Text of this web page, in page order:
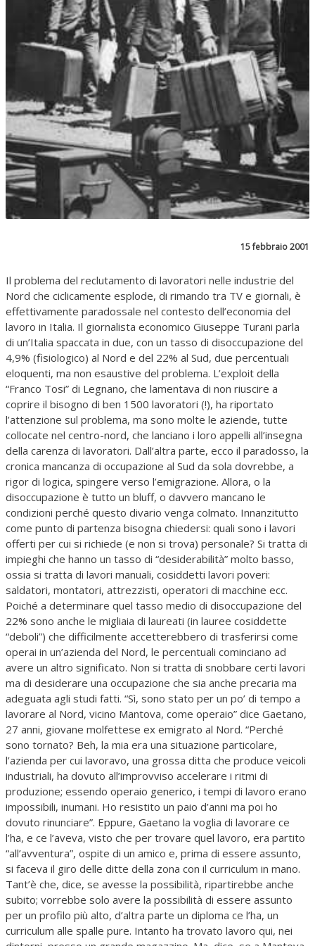
15 febbraio 2001
Il problema del reclutamento di lavoratori nelle industrie del
Nord che ciclicamente esplode, di rimando tra TV e giornali, è
effettivamente paradossale nel contesto dell’economia del
lavoro in Italia. Il giornalista economico Giuseppe Turani parla
di un’Italia spaccata in due, con un tasso di disoccupazione del
4,9% (fisiologico) al Nord e del 22% al Sud, due percentuali
eloquenti, ma non esaustive del problema. L’exploit della
“Franco Tosi” di Legnano, che lamentava di non riuscire a
coprire il bisogno di ben 1500 lavoratori (!), ha riportato
l’attenzione sul problema, ma sono molte le aziende, tutte
collocate nel centro-nord, che lanciano i loro appelli all’insegna
della carenza di lavoratori. Dall’altra parte, ecco il paradosso, la
cronica mancanza di occupazione al Sud da sola dovrebbe, a
rigor di logica, spingere verso l’emigrazione. Allora, o la
disoccupazione è tutto un bluff, o davvero mancano le
condizioni perché questo divario venga colmato. Innanzitutto
come punto di partenza bisogna chiedersi: quali sono i lavori
offerti per cui si richiede (e non si trova) personale? Si tratta di
impieghi che hanno un tasso di “desiderabilità” molto basso,
ossia si tratta di lavori manuali, cosiddetti lavori poveri:
saldatori, montatori, attrezzisti, operatori di macchine ecc.
Poiché a determinare quel tasso medio di disoccupazione del
22% sono anche le migliaia di laureati (in lauree cosiddette
“deboli”) che difficilmente accetterebbero di trasferirsi come
operai in un’azienda del Nord, le percentuali cominciano ad
avere un altro significato. Non si tratta di snobbare certi lavori
ma di desiderare una occupazione che sia anche precaria ma
adeguata agli studi fatti. “Sì, sono stato per un po’ di tempo a
lavorare al Nord, vicino Mantova, come operaio” dice Gaetano,
27 anni, giovane molfettese ex emigrato al Nord. “Perché
sono tornato? Beh, la mia era una situazione particolare,
l’azienda per cui lavoravo, una grossa ditta che produce veicoli
industriali, ha dovuto all’improvviso accelerare i ritmi di
produzione; essendo operaio generico, i tempi di lavoro erano
impossibili, inumani. Ho resistito un paio d’anni ma poi ho
dovuto rinunciare”. Eppure, Gaetano la voglia di lavorare ce
l’ha, e ce l’aveva, visto che per trovare quel lavoro, era partito
“all’avventura”, ospite di un amico e, prima di essere assunto,
si faceva il giro delle ditte della zona con il curriculum in mano.
Tant’è che, dice, se avesse la possibilità, ripartirebbe anche
subito; vorrebbe solo avere la possibilità di essere assunto
per un profilo più alto, d’altra parte un diploma ce l’ha, un
curriculum alle spalle pure. Intanto ha trovato lavoro qui, nei